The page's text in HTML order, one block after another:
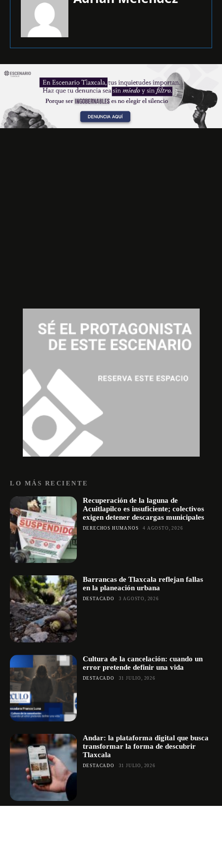
LO MÁS RECIENTE
Recuperación de la laguna de
Acuitlapilco es insuficiente; colectivos
exigen detener descargas municipales
DERECHOS HUMANOS 4 AGOSTO, 2026
Barrancas de Tlaxcala reflejan fallas
en la planeación urbana
DESTACADO 3 AGOSTO, 2026
Cultura de la cancelación: cuando un
error pretende definir una vida
DESTACADO 31 JULIO, 2026
Andar: la plataforma digital que busca
transformar la forma de descubrir
Tlaxcala
DESTACADO 31 JULIO, 2026